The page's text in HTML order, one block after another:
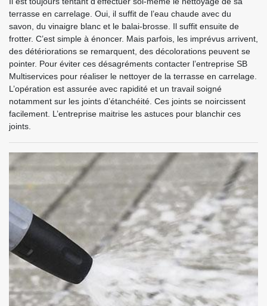
terrasse en carrelage. Oui, il suffit de l’eau chaude avec du
savon, du vinaigre blanc et le balai-brosse. Il suffit ensuite de
frotter. C’est simple à énoncer. Mais parfois, les imprévus arrivent,
des détériorations se remarquent, des décolorations peuvent se
pointer. Pour éviter ces désagréments contacter l’entreprise SB
Multiservices pour réaliser le nettoyer de la terrasse en carrelage.
L’opération est assurée avec rapidité et un travail soigné
notamment sur les joints d’étanchéité. Ces joints se noircissent
facilement. L’entreprise maitrise les astuces pour blanchir ces
joints.